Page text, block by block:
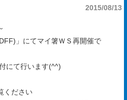
2015/08/13
」にてマイ箸ＷＳ再開催で
にて行います(^^)
ください